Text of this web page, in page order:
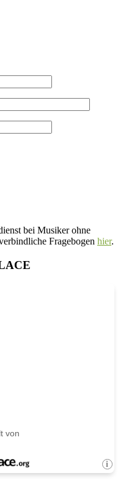
bei Musiker ohne
Fragebogen hier.